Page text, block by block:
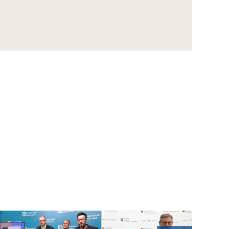
mohla byť okolo 30 percent
D. ROHÁČ: Spojenci aj nepriatelia USA
čakajú, či Washington bude pokračovať v
podpore Ukrajiny